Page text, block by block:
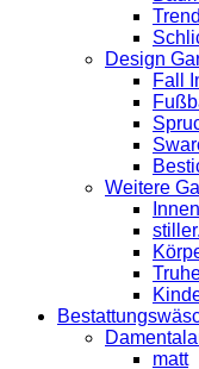
Design
Fall
Weitere
matt